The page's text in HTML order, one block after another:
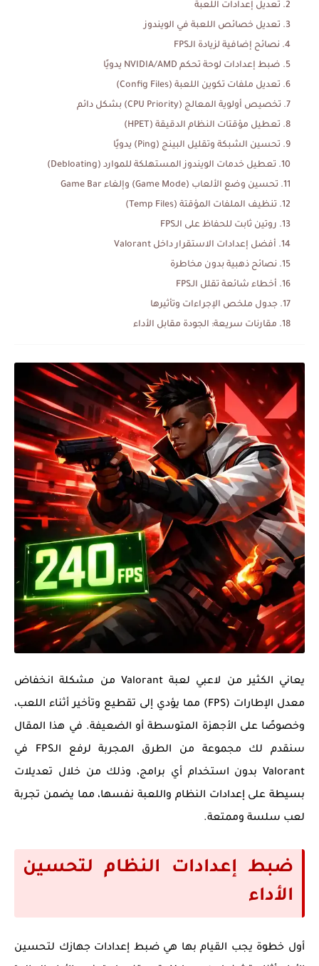
تعديل إعدادات اللعبة
تعديل خصائص اللعبة في الويندوز
نصائح إضافية لزيادة الـFPS
ضبط إعدادات لوحة تحكم NVIDIA/AMD يدويًا
تعديل ملفات تكوين اللعبة (Config Files)
تخصيص أولوية المعالج (CPU Priority) بشكل دائم
تعطيل مؤقتات النظام الدقيقة (HPET)
تحسين الشبكة وتقليل البينج (Ping) يدويًا
تعطيل خدمات الويندوز المستهلكة للموارد (Debloating)
تحسين وضع الألعاب (Game Mode) وإلغاء Game Bar
تنظيف الملفات المؤقتة (Temp Files)
روتين ثابت للحفاظ على الـFPS
أفضل إعدادات الاستقرار داخل Valorant
نصائح ذهبية بدون مخاطرة
أخطاء شائعة تقلل الـFPS
جدول ملخص الإجراءات وتأثيرها
مقارنات سريعة: الجودة مقابل الأداء
يعاني الكثير من لاعبي لعبة Valorant من مشكلة انخفاض
معدل الإطارات (FPS) مما يؤدي إلى تقطيع وتأخير أثناء اللعب،
وخصوصًا على الأجهزة المتوسطة أو الضعيفة. في هذا المقال
سنقدم لك مجموعة من الطرق المجربة لرفع الـFPS في
Valorant بدون استخدام أي برامج، وذلك من خلال تعديلات
بسيطة على إعدادات النظام واللعبة نفسها، مما يضمن تجربة
لعب سلسة وممتعة.
ضبط إعدادات النظام لتحسين
الأداء
أول خطوة يجب القيام بها هي ضبط إعدادات جهازك لتحسين